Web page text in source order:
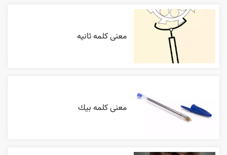
معنی کلمه ثانیه
معنی کلمه بيك